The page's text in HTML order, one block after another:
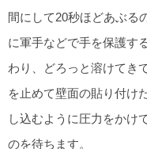
間にして20秒ほどあぶる
に軍手などで手を保護す
わり、どろっと溶けてき
を止めて壁面の貼り付け
し込むように圧力をかけ
のを待ちます。